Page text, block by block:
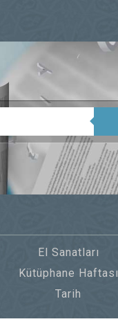
El Sanatları
Kütüphane Haftası
Tarih